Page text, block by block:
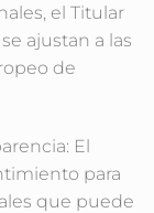
el Titular
ajustan a las
de
El
para
que puede